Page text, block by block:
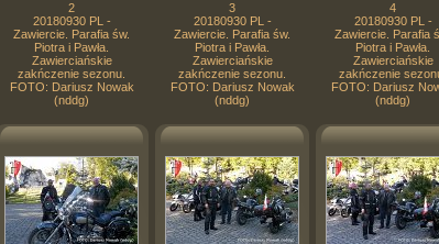
2
20180930 PL -
Zawiercie. Parafia św.
Piotra i Pawła.
Zawierciańskie
zakńczenie sezonu.
FOTO: Dariusz Nowak
(nddg)
3
20180930 PL -
Zawiercie. Parafia św.
Piotra i Pawła.
Zawierciańskie
zakńczenie sezonu.
FOTO: Dariusz Nowak
(nddg)
4
20180930 PL -
Zawiercie. Parafia
Piotra i Pawła.
Zawierciańskie
zakńczenie
FOTO: Dariusz
(nddg)